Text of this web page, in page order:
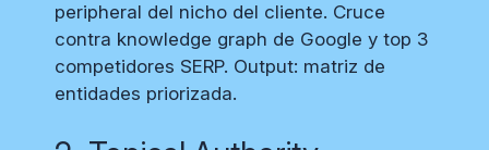
peripheral del nicho del cliente. Cruce
contra knowledge graph de Google y top 3
competidores SERP. Output: matriz de
entidades priorizada.